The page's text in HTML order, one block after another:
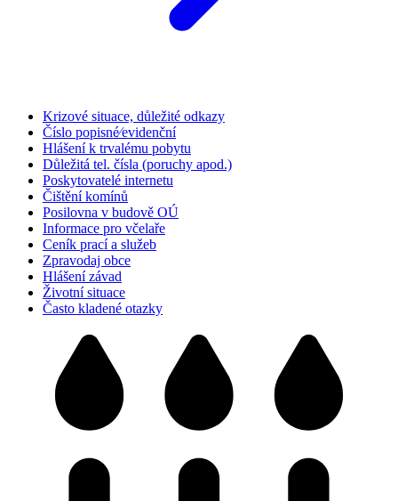
Krizové situace, důležité odkazy
Číslo popisné⁄evidenční
Hlášení k trvalému pobytu
Důležitá tel. čísla (poruchy apod.)
Poskytovatelé internetu
Čištění komínů
Posilovna v budově OÚ
Informace pro včelaře
Ceník prací a služeb
Zpravodaj obce
Hlášení závad
Životní situace
Často kladené otazky